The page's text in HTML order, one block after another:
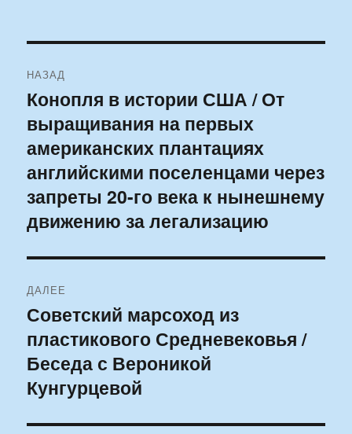
по
записям
НАЗАД
Предыдущая
запись:
Конопля в истории США / От
выращивания на первых
американских плантациях
английскими поселенцами через
запреты 20-го века к нынешнему
движению за легализацию
ДАЛЕЕ
Следующая
запись:
Советский марсоход из
пластикового Средневековья /
Беседа с Вероникой
Кунгурцевой